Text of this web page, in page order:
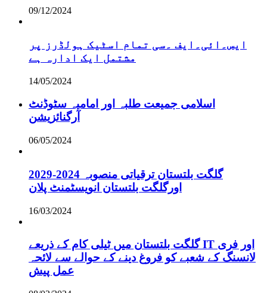
09/12/2024
ایس۔ائی۔ایف ۔سی تمام اسٹیک ہولڈرز پر
مشتمل ایک ادارہ ہے
14/05/2024
اسلامی جمیعت طلبہ اور امامیہ سٹوڈنٹ
آرگنائزیشن
06/05/2024
گلگت بلتستان ترقیاتی منصوبہ 2024-2029
اورگلگت بلتستان انویسٹمنٹ پلان
16/03/2024
گلگت بلتستان میں ٹیلی کام کے ذریعے IT اور فری
لانسنگ کے شعبے کو فروغ دینے کے حوالے سے لائحہ
عمل پیش